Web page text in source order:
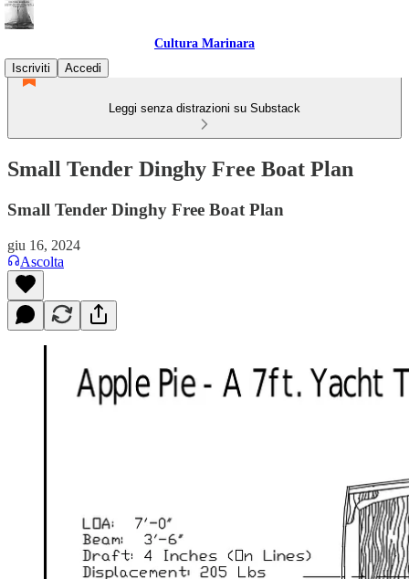
Cultura Marinara
Iscriviti
Accedi
Leggi senza distrazioni su Substack
Small Tender Dinghy Free Boat Plan
Small Tender Dinghy Free Boat Plan
giu 16, 2024
Ascolta